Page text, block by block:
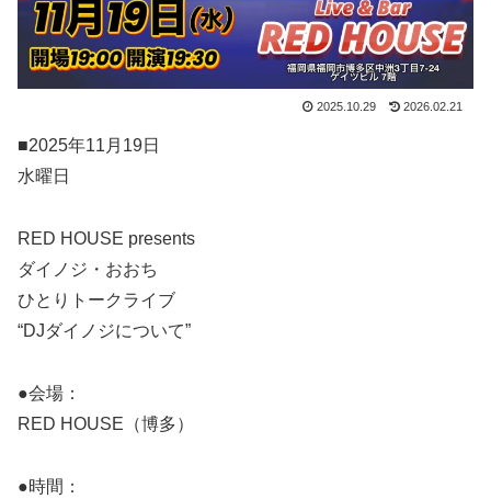
2025.10.29 2026.02.21
■2025年11月19日
水曜日
RED HOUSE presents
ダイノジ・おおち
ひとりトークライブ
“DJダイノジについて”
●会場：
RED HOUSE（博多）
●時間：